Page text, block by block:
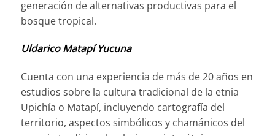
generación de alternativas productivas para el
bosque tropical.
Uldarico Matapí Yucuna
Cuenta con una experiencia de más de 20 años en
estudios sobre la cultura tradicional de la etnia
Upichía o Matapí, incluyendo cartografía del
territorio, aspectos simbólicos y chamánicos del